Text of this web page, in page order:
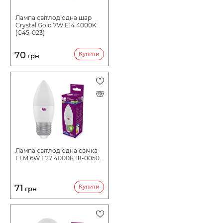
Лампа світлодіодна шар
Crystal Gold 7W E14 4000K
(G45-023)
70 грн Купити
Лампа світлодіодна свічка
ELM 6W E27 4000K 18-0050.
71 грн Купити